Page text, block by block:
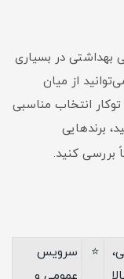
بهداشتی در بسیاری
از میان
انتخاب مناسبی
برندهایی
بررسی کنید.
⭐
سرویس